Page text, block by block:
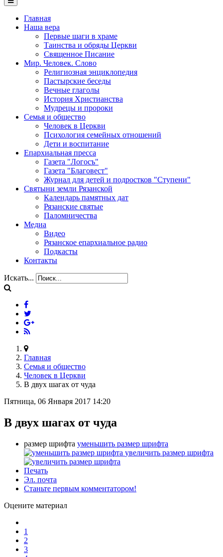
Главная
Наша вера
Первые шаги в храме
Таинства и обряды Церкви
Священное Писание
Мир. Человек. Слово
Религиозная энциклопедия
Пастырские беседы
Вечные глаголы
История Христианства
Мудрецы и пророки
Семья и общество
Человек в Церкви
Психология семейных отношений
Дети и воспитание
Епархиальная пресса
Газета "Логосъ"
Газета "Благовест"
Журнал для детей и подростков "Ступени"
Святыни земли Рязанской
Календарь памятных дат
Рязанские святые
Паломничества
Медиа
Видео
Рязанское епархиальное радио
Подкасты
Контакты
Искать...
Главная
Семья и общество
Человек в Церкви
В двух шагах от чуда
Пятница, 06 Января 2017 14:20
В двух шагах от чуда
размер шрифта уменьшить размер шрифта
увеличить размер шрифта
Печать
Эл. почта
Станьте первым комментатором!
Оцените материал
1
2
3